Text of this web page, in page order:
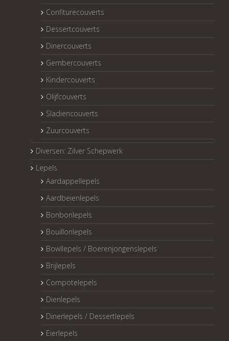
Confiturecouverts
Dessertcouverts
Dinercouverts
Gembercouverts
Kindercouverts
Olijfcouverts
Sladiencouverts
Zuurcouverts
Diversen: Zilver Schepwerk
Lepels
Aardappellepels
Aardbeienlepels
Bonbonlepels
Bouillonlepels
Bowllepels / Boerenjongenslepels
Brijlepels
Compotelepels
Dienlepels
Dinerlepels / Dessertlepels
Eierlepels